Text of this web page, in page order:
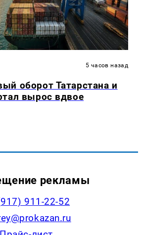
5 часов назад
оборот Татарстана и
вырос вдвое
рекламы
911-22-52